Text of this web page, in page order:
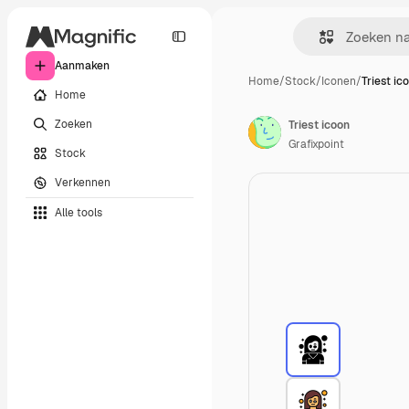
Aanmaken
Home
Zoeken
Stock
Verkennen
Alle tools
Home/Stock/Iconen/Triest
Triest icoon
Grafixpoint